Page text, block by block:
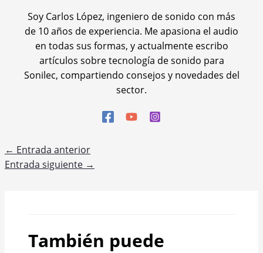
Soy Carlos López, ingeniero de sonido con más
de 10 años de experiencia. Me apasiona el audio
en todas sus formas, y actualmente escribo
artículos sobre tecnología de sonido para
Sonilec, compartiendo consejos y novedades del
sector.
← Entrada anterior
Entrada siguiente →
También puede